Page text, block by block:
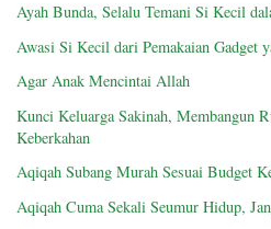
Ayah Bunda, Selalu Temani Si Kecil
Awasi Si Kecil dari Pemakaian Gadget
Agar Anak Mencintai Allah
Kunci Keluarga Sakinah, Membangun
Keberkahan
Aqiqah Subang Murah Sesuai Budget
Aqiqah Cuma Sekali Seumur Hidup,